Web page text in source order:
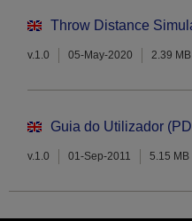
Throw Distance
v.1.0 05-May-2020 2.39 MB
Guia do Utilizador
v.1.0 01-Sep-2011 5.15 MB